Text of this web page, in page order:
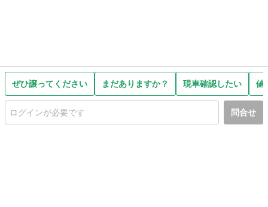
ぜひ譲ってください まだありますか？ 現車確認したい 値
問合せ